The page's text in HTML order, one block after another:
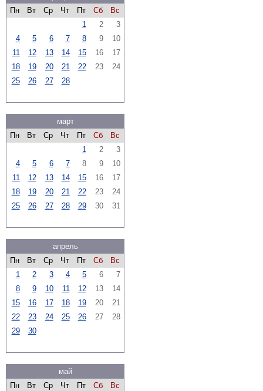
Пн
Вт Ср Чт Пт Сб
Вс
1
2
3
4
5 6 7 8 9
10
11
12 13 14 15 16
17
18
19 20 21 22 23
24
25
26 27 28
март
Пн
Вт Ср Чт Пт Сб
Вс
1
2
3
4
5 6 7 8 9
10
11
12 13 14 15 16
17
18
19 20 21 22 23
24
25
26 27 28 29 30 31
апрель
Пн
Вт Ср Чт Пт Сб
Вс
1
2 3 4 5 6
7
8
9 10 11 12 13
14
15
16 17 18 19 20
21
22
23 24 25 26 27
28
29
30
май
Пн
Вт Ср Чт Пт Сб
Вс